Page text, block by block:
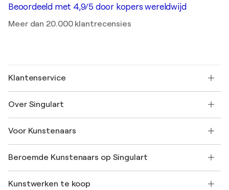
Beoordeeld met 4,9/5 door kopers wereldwijd
Meer dan 20.000 klantrecensies
Klantenservice
Verzenden
SINGULART Cadeaubon
Neem deel aan ons handelsprogramma
Mijn Account
+31 20 241 4758
Over Singulart
Veelgestelde Vragen
Singulart Magazine
Werken bij SINGULART
Ontdek gecureerde originele kunst
Voor Kunstenaars
Inloggen als Artiest
Beroemde Kunstenaars op Singulart
Marc Chagall
Kunstwerken te koop